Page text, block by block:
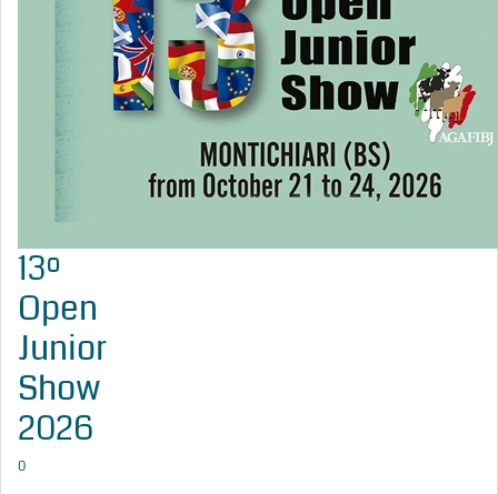
13º
Open
Junior
Show
2026
0